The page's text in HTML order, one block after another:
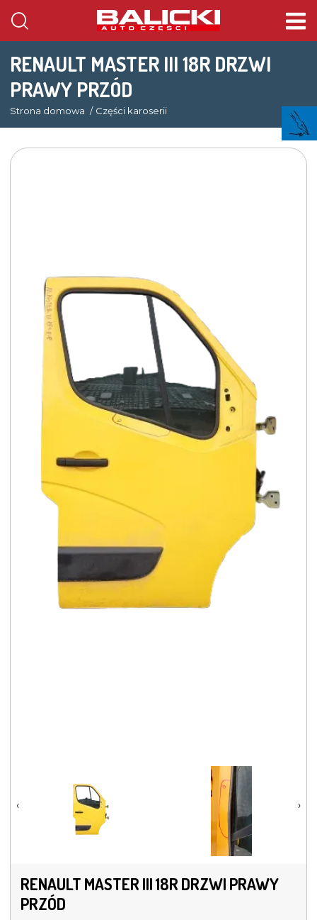
RENAULT MASTER III 18R DRZWI
PRAWY PRZÓD
Strona domowa Części karoserii
‹ ›
RENAULT MASTER III 18R DRZWI PRAWY
PRZÓD